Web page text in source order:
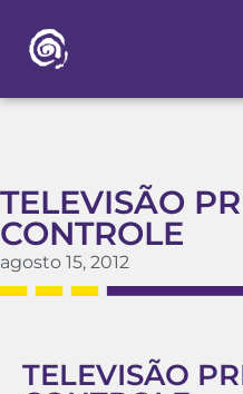
TELEVISÃO
CONTROLE
agosto 15, 2012
TELEVISÃO